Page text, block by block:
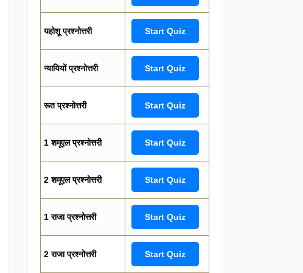
यहोशू प्रश्नोत्तरी Start Quiz
न्यायियों प्रश्नोत्तरी Start Quiz
रूत प्रश्नोत्तरी Start Quiz
1 शमूएल प्रश्नोत्तरी Start Quiz
2 शमूएल प्रश्नोत्तरी Start Quiz
1 राजा प्रश्नोत्तरी Start Quiz
2 राजा प्रश्नोत्तरी Start Quiz